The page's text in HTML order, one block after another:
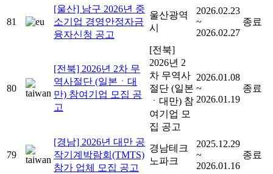
81
[울산] 남구 2026년 중
소기업 경영안정자금
융자신청 공고
울산광역
시
2026.02.23
~
2026.02.27
종료
80
[전북] 2026년 2차 무
역사절단 (일본ㆍ대
만) 참여기업 모집 공
고
[전북]
2026년 2
차 무역사
절단 (일본
ㆍ대만) 참
여기업 모
집 공고
2026.01.08
~
2026.01.19
종료
79
[경남] 2026년 대만 공
작기계박람회(TMTS)
참가 업체 모집 공고
경남테크
노파크
2025.12.29
~
2026.01.16
종료